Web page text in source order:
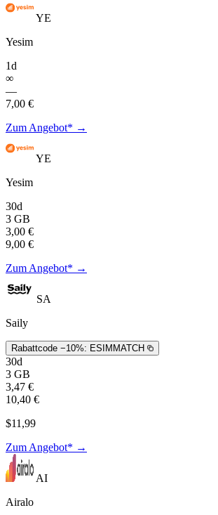
YE
Yesim
1d
∞
—
7,00 €
Zum Angebot* →
YE
Yesim
30d
3 GB
3,00 €
9,00 €
Zum Angebot* →
SA
Saily
Rabattcode −10%: ESIMMATCH
30d
3 GB
3,47 €
10,40 €
$11,99
Zum Angebot* →
AI
Airalo